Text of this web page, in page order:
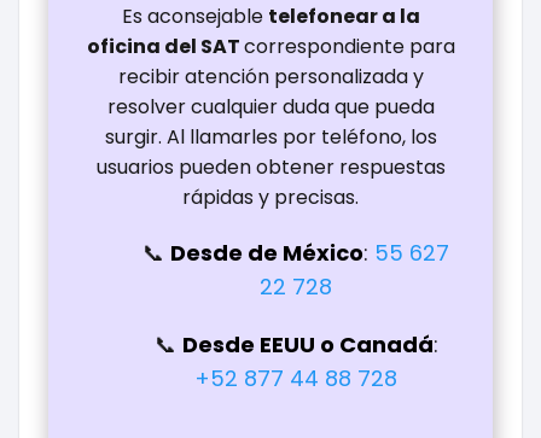
Es aconsejable telefonear a la
oficina del SATcorrespondiente para
recibir atención personalizada y
resolver cualquier duda que pueda
surgir. Al llamarles por teléfono, los
usuarios pueden obtener respuestas
rápidas y precisas.
Desde de México: 55 627
22 728
Desde EEUU o Canadá:
+52 877 44 88 728